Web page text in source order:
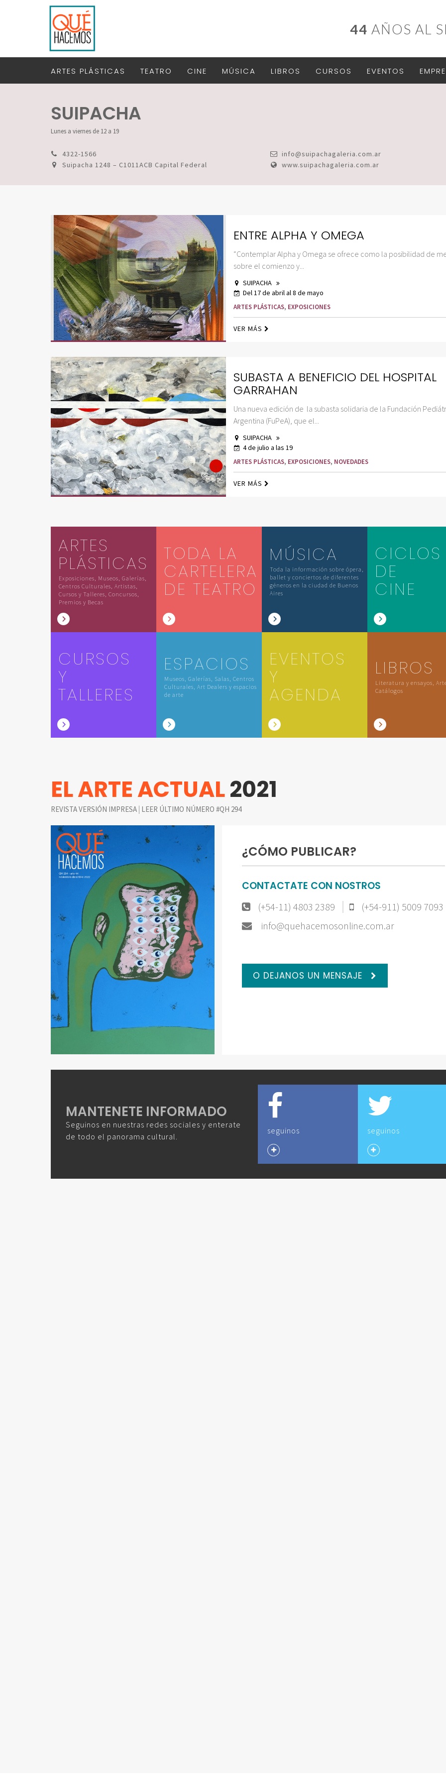
44 AÑOS AL
ARTES PLÁSTICAS TEATRO CINE MÚSICA LIBROS CURSOS EVENTOS
SUIPACHA
Lunes a viernes de 12 a 19
4322-1566
info@suipachagaleria.com.ar
Suipacha 1248 – C1011ACB Capital Federal
www.suipachagaleria.com.ar
ENTRE ALPHA Y OMEGA
“Contemplar Alpha y Omega se ofrece como la posibilidad de
sobre el comienzo y...
SUIPACHA
Del 17 de abril al 8 de mayo
ARTES PLÁSTICAS, EXPOSICIONES
VER MÁS
SUBASTA A BENEFICIO DEL HOSPITAL
GARRAHAN
Una nueva edición de la subasta solidaria de la Fundación
Argentina (FuPeA), que el...
SUIPACHA
4 de julio a las 19
ARTES PLÁSTICAS, EXPOSICIONES, NOVEDADES
VER MÁS
ARTES
PLÁSTICAS
Exposiciones, Museos, Galerías,
Centros Culturales, Artistas,
Cursos y Talleres, Concursos,
Premios y Becas
TODA LA
CARTELERA
DE TEATRO
MÚSICA
Toda la información sobre ópera,
ballet y conciertos de diferentes
géneros en la ciudad de Buenos
Aires
CICLOS
DE
CINE
CURSOS
Y
TALLERES
ESPACIOS
Museos, Galerías, Salas, Centros
Culturales, Art Dealers y espacios
de arte
EVENTOS
Y
AGENDA
LIBROS
Literatura y ensayos,
Catálogos
EL ARTE ACTUAL2021
REVISTA VERSIÓN IMPRESA | LEER ÚLTIMO NÚMERO #QH 294
¿CÓMO PUBLICAR?
CONTACTATE CON NOSTROS
(+54-11) 4803 2389
(+54-911) 5009 7093
info@quehacemosonline.com.ar
O DEJANOS UN MENSAJE
MANTENETE INFORMADO
Seguinos en nuestras redes sociales y enterate
de todo el panorama cultural.
seguinos seguinos